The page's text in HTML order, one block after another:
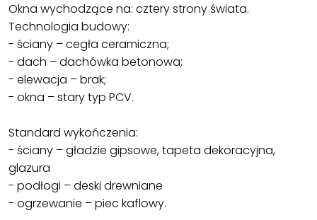
Okna wychodzące na: cztery strony świata.
Technologia budowy:
- ściany – cegła ceramiczna;
- dach – dachówka betonowa;
- elewacja – brak;
- okna – stary typ PCV.
Standard wykończenia:
- ściany – gładzie gipsowe, tapeta dekoracyjna,
glazura
- podłogi – deski drewniane
- ogrzewanie – piec kaflowy.